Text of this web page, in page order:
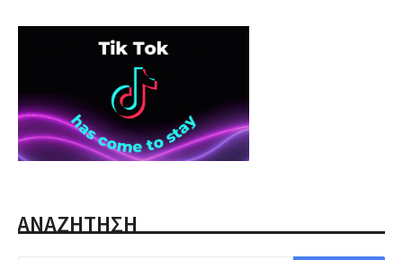
ΑΝΑΖΗΤΗΣΗ